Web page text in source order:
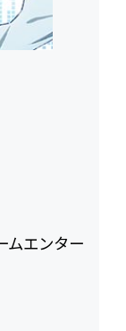
ムエンター